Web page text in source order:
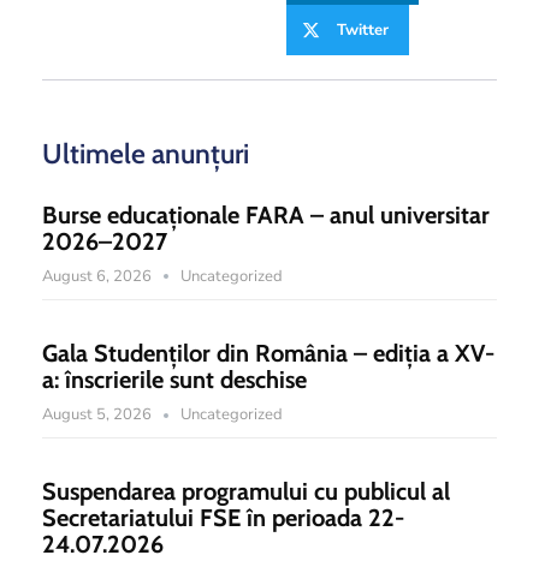
Twitter
Ultimele anunțuri
Burse educaționale FARA – anul universitar
2026–2027
August 6, 2026 Uncategorized
Gala Studenților din România – ediția a XV-
a: înscrierile sunt deschise
August 5, 2026 Uncategorized
Suspendarea programului cu publicul al
Secretariatului FSE în perioada 22-
24.07.2026